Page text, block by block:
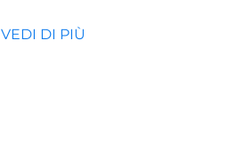
VEDI DI PIÙ